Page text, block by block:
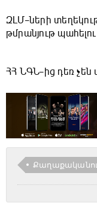
ԶԼՄ–ների
թմրանյութ
ՀՀ ՆԳՆ–ից դեռ չեն